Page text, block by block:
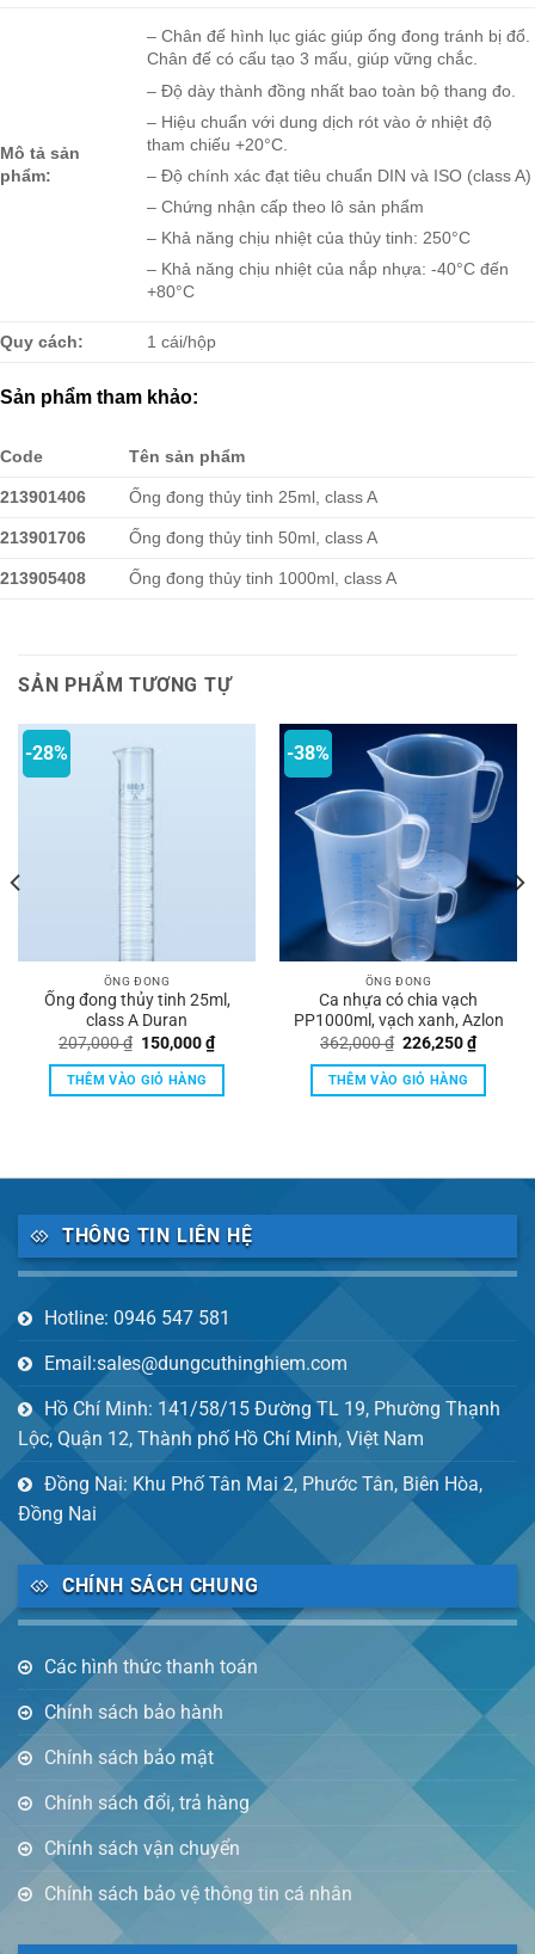
Mô tả sản
phẩm:
– Chân đế hình lục giác giúp ống đong tránh bị đổ.
Chân đế có cấu tạo 3 mấu, giúp vững chắc.
– Độ dày thành đồng nhất bao toàn bộ thang đo.
– Hiệu chuẩn với dung dịch rót vào ở nhiệt độ
tham chiếu +20°C.
– Độ chính xác đạt tiêu chuẩn DIN và ISO (class A)
– Chứng nhận cấp theo lô sản phẩm
– Khả năng chịu nhiệt của thủy tinh: 250°C
– Khả năng chịu nhiệt của nắp nhựa: -40°C đến
+80°C
Quy cách: 1 cái/hộp
Sản phẩm tham khảo:
Code Tên sản phẩm
213901406 Ống đong thủy tinh 25ml, class A
213901706 Ống đong thủy tinh 50ml, class A
213905408 Ống đong thủy tinh 1000ml, class A
SẢN PHẨM TƯƠNG TỰ
-28%
ỐNG ĐONG
Ống đong thủy tinh 25ml,
class A Duran
207,000₫ Giá
là:
207,000 ₫.
150,000₫Giá
hiện
tại
THÊM VÀO GIỎ HÀNG
-38%
ỐNG ĐONG
Ca nhựa có chia vạch
PP1000ml, vạch xanh, Azlon
362,000₫ Giá
là:
362,000 ₫.
226,250₫Giá
hiện
tại
THÊM VÀO GIỎ HÀNG
THÔNG TIN LIÊN HỆ
Hotline: 0946 547 581
Email:sales@dungcuthinghiem.com
Hồ Chí Minh: 141/58/15 Đường TL 19, Phường Thạnh
Lộc, Quận 12, Thành phố Hồ Chí Minh, Việt Nam
Đồng Nai: Khu Phố Tân Mai 2, Phước Tân, Biên Hòa,
Đồng Nai
CHÍNH SÁCH CHUNG
Các hình thức thanh toán
Chính sách bảo hành
Chính sách bảo mật
Chính sách đổi, trả hàng
Chính sách vận chuyển
Chính sách bảo vệ thông tin cá nhân